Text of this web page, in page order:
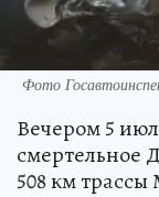
Фото
Вечером 5
смертельное
508 км